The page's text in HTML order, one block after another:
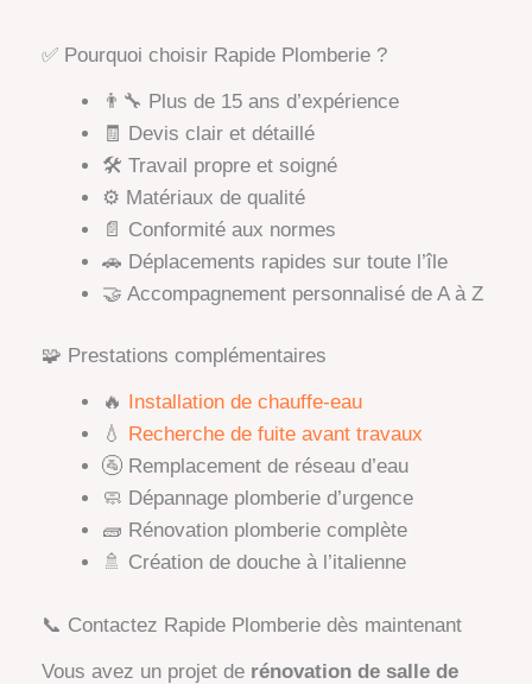
✅ Pourquoi choisir Rapide Plomberie ?
👨‍🔧 Plus de 15 ans d’expérience
🧾 Devis clair et détaillé
🛠️ Travail propre et soigné
⚙️ Matériaux de qualité
📄 Conformité aux normes
🚗 Déplacements rapides sur toute l’île
🤝 Accompagnement personnalisé de A à Z
🧩 Prestations complémentaires
🔥
Installation de chauffe-eau
💧
Recherche de fuite avant travaux
🚰 Remplacement de réseau d’eau
🧼 Dépannage plomberie d’urgence
🧱 Rénovation plomberie complète
🚿 Création de douche à l’italienne
📞 Contactez Rapide Plomberie dès maintenant
Vous avez un projet de rénovation de salle de